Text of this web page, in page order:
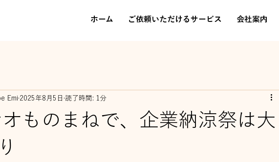
ホーム ご依頼いただけるサービス 会社案内
ものまねで、企業納涼祭は大
Emi 2025年8月5日 読了時間: 1分